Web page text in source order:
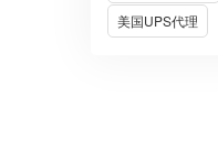
美国UPS代理